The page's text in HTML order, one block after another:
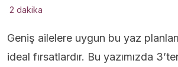
2 dakika
Geniş ailelere uygun bu yaz
ideal fırsatlardır. Bu yazımızda